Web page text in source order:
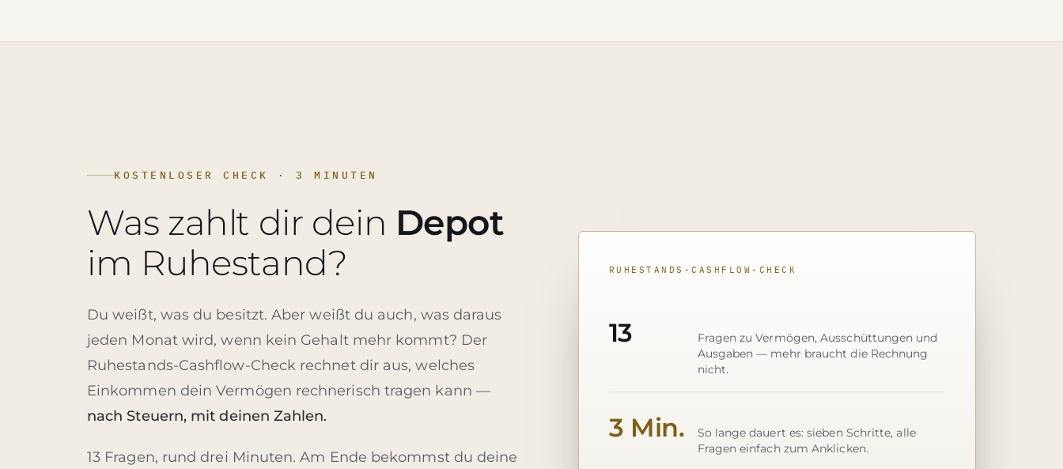
KOSTENLOSER CHECK · 3 MINUTEN
Was zahlt dir dein Depot
im Ruhestand?
Du weißt, was du besitzt. Aber weißt du auch, was daraus
jeden Monat wird, wenn kein Gehalt mehr kommt? Der
Ruhestands-Cashflow-Check rechnet dir aus, welches
Einkommen dein Vermögen rechnerisch tragen kann —
nach Steuern, mit deinen Zahlen.
13 Fragen, rund drei Minuten. Am Ende bekommst du deine
RUHESTANDS-CASHFLOW-CHECK
13
Fragen zu Vermögen, Ausschüttungen und
Ausgaben — mehr braucht die Rechnung
nicht.
3 Min.
So lange dauert es: sieben Schritte, alle
Fragen einfach zum Anklicken.